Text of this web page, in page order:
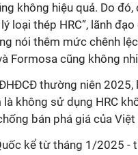
không hiệu quả. Do đó,
loại thép HRC”, lãnh đạo
nói thêm mức chênh
Formosa cũng không
thường niên 2025,
không sử dụng HRC
bán phá giá của Việt
kể từ tháng 1/2025 -